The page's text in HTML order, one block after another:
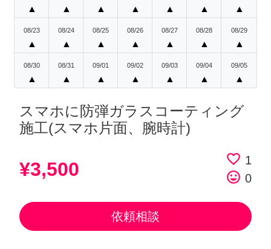
▲ ▲ ▲ ▲ ▲ ▲ ▲
08/23
▲
08/24
▲
08/25
▲
08/26
▲
08/27
▲
08/28
▲
08/29
▲
08/30
▲
08/31
▲
09/01
▲
09/02
▲
09/03
▲
09/04
▲
09/05
▲
スマホに防弾ガラスコーティング
施工(スマホ片面、腕時計)
¥3,500 favorite_border 1
tag_faces 0
依頼相談